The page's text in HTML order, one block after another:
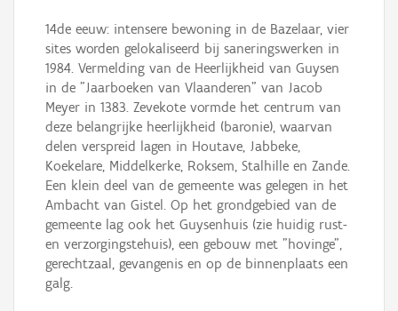
14de eeuw: intensere bewoning in de Bazelaar, vier
sites worden gelokaliseerd bij saneringswerken in
1984. Vermelding van de Heerlijkheid van Guysen
in de "Jaarboeken van Vlaanderen" van Jacob
Meyer in 1383. Zevekote vormde het centrum van
deze belangrijke heerlijkheid (baronie), waarvan
delen verspreid lagen in Houtave, Jabbeke,
Koekelare, Middelkerke, Roksem, Stalhille en Zande.
Een klein deel van de gemeente was gelegen in het
Ambacht van Gistel. Op het grondgebied van de
gemeente lag ook het Guysenhuis (zie huidig rust-
en verzorgingstehuis), een gebouw met "hovinge",
gerechtzaal, gevangenis en op de binnenplaats een
galg.